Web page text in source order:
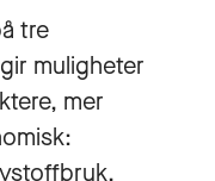
tre
muligheter
mer